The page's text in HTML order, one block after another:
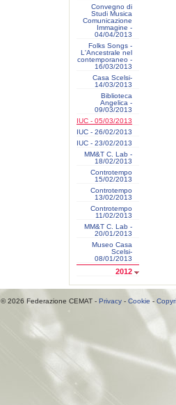
Convegno di
Studi Musica
Comunicazione
Immagine -
04/04/2013
Folks Songs -
L'Ancestrale nel
contemporaneo -
16/03/2013
Casa Scelsi-
14/03/2013
Biblioteca
Angelica -
09/03/2013
IUC - 05/03/2013
IUC - 26/02/2013
IUC - 23/02/2013
MM&T C. Lab -
18/02/2013
Controtempo
15/02/2013
Controtempo
13/02/2013
Controtempo
11/02/2013
MM&T C. Lab -
20/01/2013
Museo Casa
Scelsi-
08/01/2013
2012
© 2026 Federazione CEMAT - Privacy- Cookie -